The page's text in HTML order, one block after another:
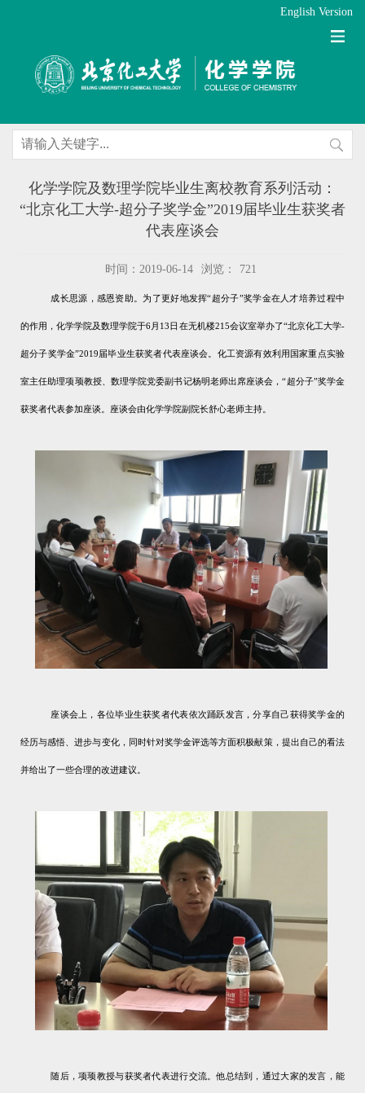
English Version
化学学院及数理学院毕业生离校教育系列活动：
“北京化工大学-超分子奖学金”2019届毕业生获奖者
代表座谈会
时间：2019-06-14 浏览： 721
成长思源，感恩资助。为了更好地发挥“超分子”奖学金在人才培养过程中
的作用，化学学院及数理学院于6月 13日在无机楼215会议室举办了“北京化工大学-
超分子奖学金”2019届毕业生获奖者代表座谈会。化工资源有效利用国家重点实验
室主任助理项顼教授、 数理学院党委副书记杨明老师出席座谈会，“超分子”奖学金
获奖者代表参加座谈。座谈会由化学学院副院长舒心老师主持。
座谈会上，各位毕业生获奖者代表依次踊跃发言，分享自己获得奖学金的
经历与感悟、进步与变化，同时针对奖学金评选等方面积极献策， 提出自己的看法
并给出了一些合理的改进建议
随后，项顼教授与获奖者代表进行交流。他总结到，通过大家的发言，能